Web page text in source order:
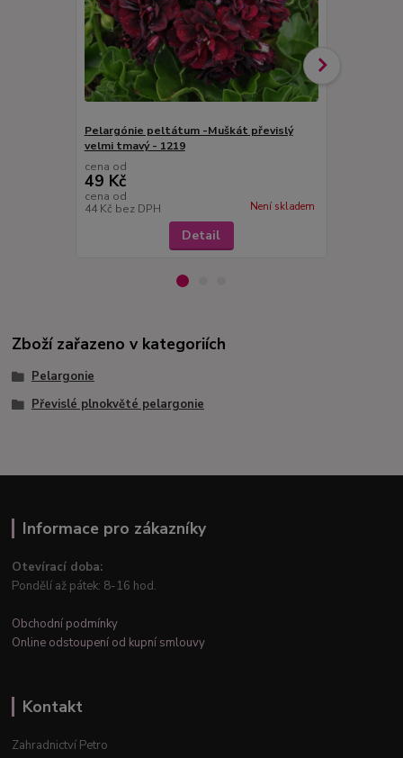
Pelargónie peltátum -Muškát převislý
velmi tmavý - 1219
cena od
49 Kč
cena od
44 Kč bez DPH Není skladem
Detail
Zboží zařazeno v kategoriích
Pelargonie
Převislé plnokvěté pelargonie
Informace pro zákazníky
Otevírací doba:
Pondělí až pátek: 8-16 hod.
Obchodní podmínky
Online odstoupení od kupní smlouvy
Kontakt
Zahradnictví Petro